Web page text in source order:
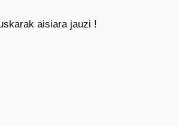
aisiara jauzi !